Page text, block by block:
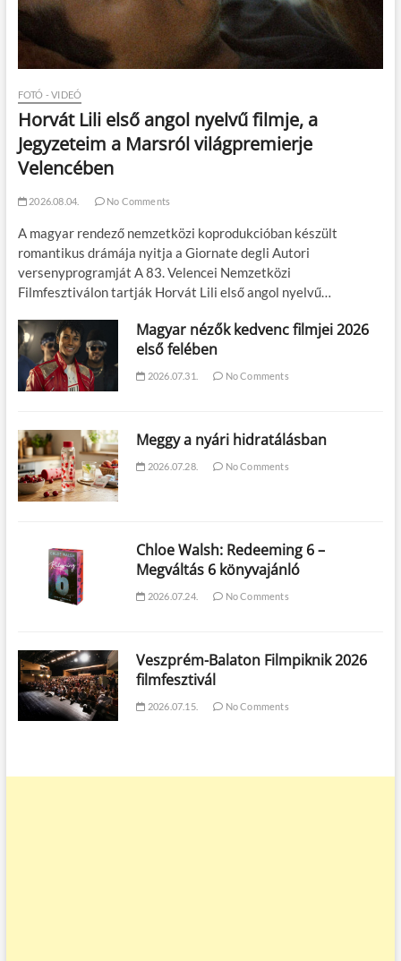
FOTÓ - VIDEÓ
Horvát Lili első angol nyelvű filmje, a
Jegyzeteim a Marsról világpremierje
Velencében
2026.08.04. No Comments
A magyar rendező nemzetközi koprodukcióban készült
romantikus drámája nyitja a Giornate degli Autori
versenyprogramját A 83. Velencei Nemzetközi
Filmfesztiválon tartják Horvát Lili első angol nyelvű…
Magyar nézők kedvenc filmjei 2026
első felében
2026.07.31. No Comments
Meggy a nyári hidratálásban
2026.07.28. No Comments
Chloe Walsh: Redeeming 6 –
Megváltás 6 könyvajánló
2026.07.24. No Comments
Veszprém-Balaton Filmpiknik 2026
filmfesztivál
2026.07.15. No Comments